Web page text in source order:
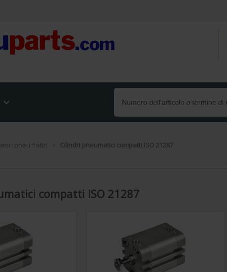

pneumatici  Cilindri pneumatici compatti ISO 21287
compatti ISO 21287